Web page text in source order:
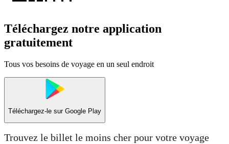
Téléchargez notre application
gratuitement
Tous vos besoins de voyage en un seul endroit
Téléchargez-le sur Google Play
Trouvez le billet le moins cher pour votre voyage